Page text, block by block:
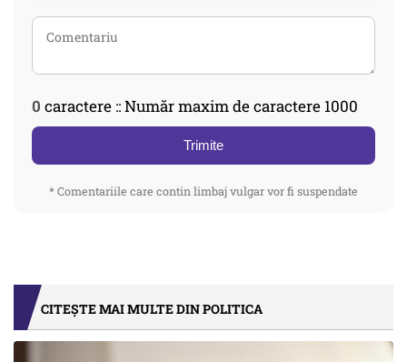
0 caractere :: Număr maxim de caractere 1000
Trimite
* Comentariile care contin limbaj vulgar vor fi suspendate
CITEȘTE MAI MULTE DIN POLITICA